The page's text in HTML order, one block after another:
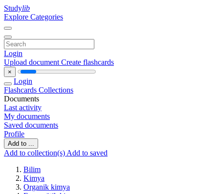
Studylib
Explore Categories
Login
Upload document Create flashcards
×
Login
Flashcards Collections
Documents
Last activity
My documents
Saved documents
Profile
Add to ...
Add to collection(s) Add to saved
Bilim
Kimya
Organik kimya